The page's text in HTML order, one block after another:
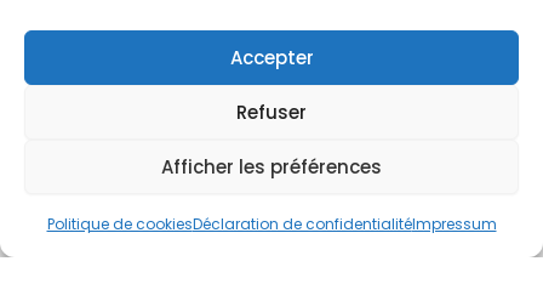
Accepter
Refuser
Afficher les préférences
Politique de cookiesDéclaration de confidentialitéImpressum
cboukris@habitat-social.com